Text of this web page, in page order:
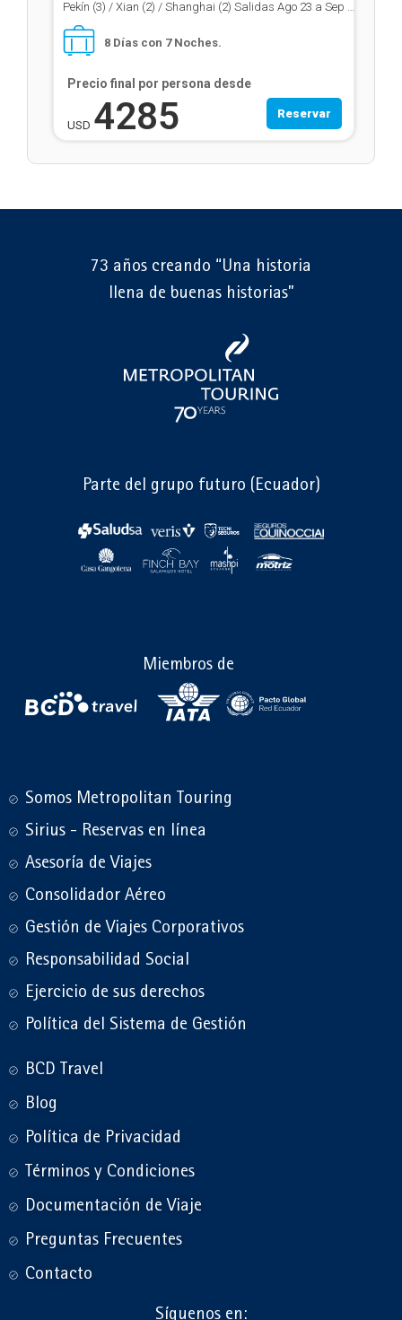
8 Días con 7 Noches.
Precio final por persona desde
USD 4285 Reservar
73 años creando “Una historia
llena de buenas historias”
Parte del grupo futuro (Ecuador)
Miembros de
Somos Metropolitan Touring
Sirius - Reservas en línea
Asesoría de Viajes
Consolidador Aéreo
Gestión de Viajes Corporativos
Responsabilidad Social
Ejercicio de sus derechos
Política del Sistema de Gestión
BCD Travel
Blog
Política de Privacidad
Términos y Condiciones
Documentación de Viaje
Preguntas Frecuentes
Contacto
Síguenos en: